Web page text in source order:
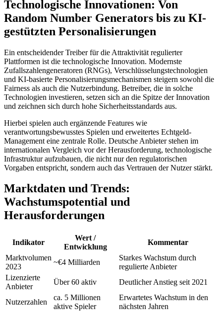
Technologische Innovationen: Von
Random Number Generators bis zu KI-
gestützten Personalisierungen
Ein entscheidender Treiber für die Attraktivität regulierter
Plattformen ist die technologische Innovation. Modernste
Zufallszahlengeneratoren (RNGs), Verschlüsselungstechnologien
und KI-basierte Personalisierungsmechanismen steigern sowohl die
Fairness als auch die Nutzerbindung. Betreiber, die in solche
Technologien investieren, setzen sich an die Spitze der Innovation
und zeichnen sich durch hohe Sicherheitsstandards aus.
Hierbei spielen auch ergänzende Features wie
verantwortungsbewusstes Spielen und erweitertes Echtgeld-
Management eine zentrale Rolle. Deutsche Anbieter stehen im
internationalen Vergleich vor der Herausforderung, technologische
Infrastruktur aufzubauen, die nicht nur den regulatorischen
Vorgaben entspricht, sondern auch das Vertrauen der Nutzer stärkt.
Marktdaten und Trends:
Wachstumspotential und
Herausforderungen
Indikator
Wert /
Entwicklung
Kommentar
Marktvolumen
2023
~€4 Milliarden
Starkes Wachstum durch
regulierte Anbieter
Lizenzierte
Anbieter
Über 60 aktiv Deutlicher Anstieg seit 2021
Nutzerzahlen
ca. 5 Millionen
aktive Spieler
Erwartetes Wachstum in den
nächsten Jahren